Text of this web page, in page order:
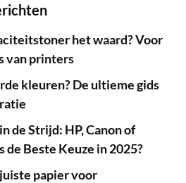
het waard? Voor
van printers
kleuren? De ultieme gids
de Strijd: HP, Canon of
de Beste Keuze in 2025?
papier voor